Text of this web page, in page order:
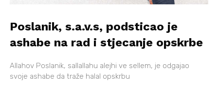
Poslanik, s.a.v.s, podsticao je
ashabe na rad i stjecanje opskrbe
Allahov Poslanik, sallallahu alejhi ve sellem, je odgajao
svoje ashabe da traže halal opskrbu